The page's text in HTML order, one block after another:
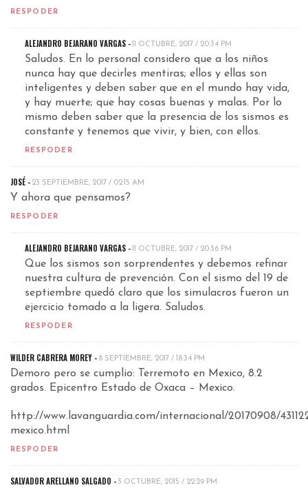
RESPODER
ALEJANDRO BEJARANO VARGAS - 11 OCTUBRE, 2017 / 20:34 PM
Saludos. En lo personal considero que a los niños
nunca hay que decirles mentiras; ellos y ellas son
inteligentes y deben saber que en el mundo hay vida,
y hay muerte; que hay cosas buenas y malas. Por lo
mismo deben saber que la presencia de los sismos es
constante y tenemos que vivir, y bien, con ellos.
RESPODER
JOSÉ - 23 SEPTIEMBRE, 2017 / 02:15 AM
Y ahora que pensamos?
RESPODER
ALEJANDRO BEJARANO VARGAS - 11 OCTUBRE, 2017 / 20:36 PM
Que los sismos son sorprendentes y debemos refinar
nuestra cultura de prevención. Con el sismo del 19 de
septiembre quedó claro que los simulacros fueron un
ejercicio tomado a la ligera. Saludos.
RESPODER
WILDER CABRERA MOREY - 8 SEPTIEMBRE, 2017 / 18:34 PM
Demoro pero se cumplio: Terremoto en Mexico, 8.2
grados. Epicentro Estado de Oxaca – Mexico.
http://www.lavanguardia.com/internacional/20170908/
mexico.html
RESPODER
SALVADOR ARELLANO SALGADO - 3 OCTUBRE, 2015 / 22:29 PM